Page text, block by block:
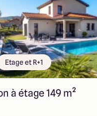
Etage et R+1
à étage 149 m²